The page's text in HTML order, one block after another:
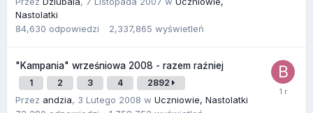
Nastolatki
84,630 odpowiedzi 2,337,865 wyświetleń
"Kampania" wrześniowa 2008 - razem raźniej
1 2 3 4 2892
Przez andzia, 3 Lutego 2008 w Uczniowie, Nastolatki